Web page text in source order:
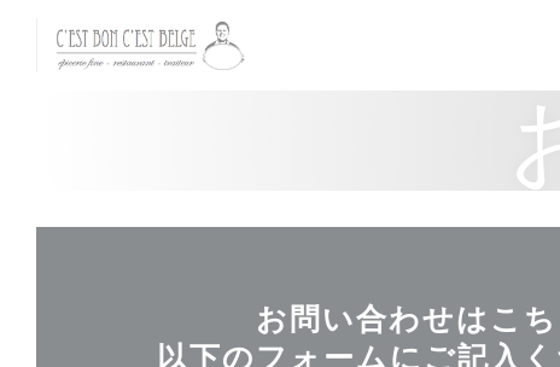
クッキー利用の管理について
お問い合わせはこち
以下のフォームにご記入く